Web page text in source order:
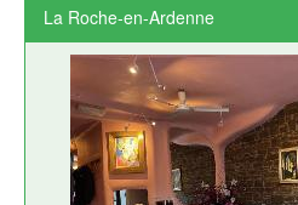
La Roche-en-Ardenne